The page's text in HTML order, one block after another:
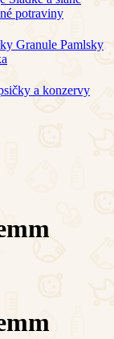
potraviny
Granule Pamlsky
a konzervy